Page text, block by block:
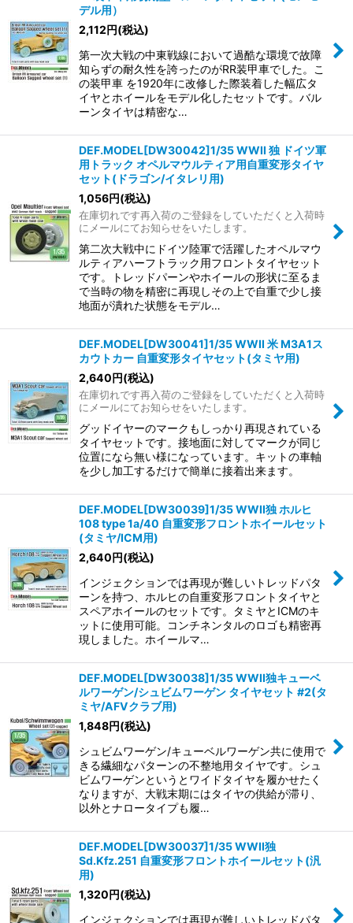
デル用）
2,112円(税込)
第一次大戦の中東戦線において過酷な環境で故障
知らずの耐久性を誇ったのがRR装甲車でした。こ
の装甲車 を1920年に改修した際装着した幅広タ
イヤとホイールをモデル化したセットです。バル
ーンタイヤは精密な…
DEF.MODEL[DW30042]1/35 WWII 独 ドイツ軍
用トラック オペルマウルティア用自重変形タイヤ
セット(ドラゴン/イタレリ用)
1,056円(税込)
在庫切れです再入荷のご登録をしていただくと入荷時
にメールにてお知らせをいたします。
第二次大戦中にドイツ陸軍で活躍したオペルマウ
ルティアハーフトラック用フロントタイヤセット
です。トレッドパーンやホイールの形状に至るま
で当時の物を精密に再現しその上で自重で少し接
地面が潰れた状態をモデル…
DEF.MODEL[DW30041]1/35 WWII 米 M3A1ス
カウトカー 自重変形タイヤセット(タミヤ用)
2,640円(税込)
在庫切れです再入荷のご登録をしていただくと入荷時
にメールにてお知らせをいたします。
グッドイヤーのマークもしっかり再現されている
タイヤセットです。接地面に対してマークが同じ
位置になら無い様になっています。キットの車軸
を少し加工するだけで簡単に接着出来ます。
DEF.MODEL[DW30039]1/35 WWII独 ホルヒ
108 type 1a/40 自重変形フロントホイールセット
(タミヤ/ICM用)
2,640円(税込)
インジェクションでは再現が難しいトレッドパタ
ーンを持つ、ホルヒの自重変形フロントタイヤと
スペアホイールのセットです。タミヤとICMのキ
ットに使用可能。コンチネンタルのロゴも精密再
現しました。ホイールマ…
DEF.MODEL[DW30038]1/35 WWII独キューベ
ルワーゲン/シュビムワーゲン タイヤセット #2(タ
ミヤ/AFVクラブ用)
1,848円(税込)
シュビムワーゲン/キューベルワーゲン共に使用で
きる繊細なパターンの不整地用タイヤです。シュ
ビムワーゲンというとワイドタイヤを履かせたく
なりますが、大戦末期にはタイヤの供給が滞り、
以外とナロータイプも履…
DEF.MODEL[DW30037]1/35 WWII独
Sd.Kfz.251 自重変形フロントホイールセット(汎
用)
1,320円(税込)
インジェクションでは再現が難しいトレッドパタ